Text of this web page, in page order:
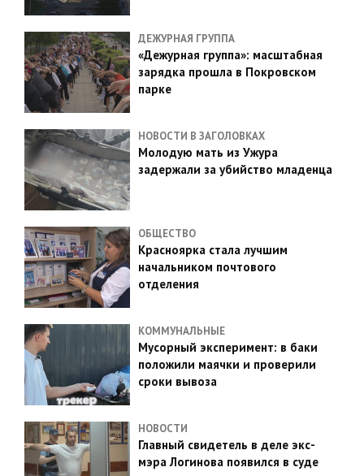
ДЕЖУРНАЯ ГРУППА
«Дежурная группа»: масштабная
зарядка прошла в Покровском
парке
НОВОСТИ В ЗАГОЛОВКАХ
Молодую мать из Ужура
задержали за убийство младенца
ОБЩЕСТВО
Красноярка стала лучшим
начальником почтового
отделения
КОММУНАЛЬНЫЕ
Мусорный эксперимент: в баки
положили маячки и проверили
сроки вывоза
НОВОСТИ
Главный свидетель в деле экс-
мэра Логинова появился в суде